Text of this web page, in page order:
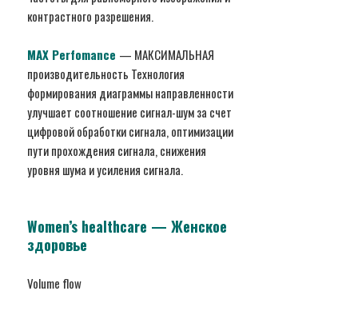
контрастного разрешения.
MAX Perfomance — МАКСИМАЛЬНАЯ
производительность Технология
формирования диаграммы направленности
улучшает соотношение сигнал-шум за счет
цифровой обработки сигнала, оптимизации
пути прохождения сигнала, снижения
уровня шума и усиления сигнала.
Women’s healthcare — Женское
здоровье
Volume flow